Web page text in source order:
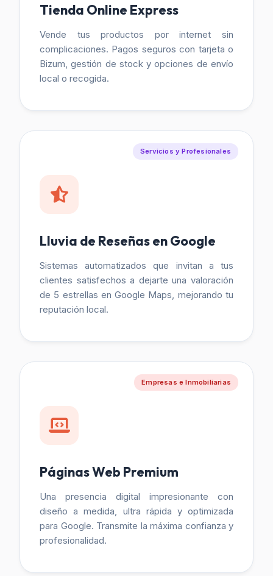
Tienda Online Express
Vende tus productos por internet sin
complicaciones. Pagos seguros con tarjeta o
Bizum, gestión de stock y opciones de envío
local o recogida.
Servicios y Profesionales
Lluvia de Reseñas en Google
Sistemas automatizados que invitan a tus
clientes satisfechos a dejarte una valoración
de 5 estrellas en Google Maps, mejorando tu
reputación local.
Empresas e Inmobiliarias
Páginas Web Premium
Una presencia digital impresionante con
diseño a medida, ultra rápida y optimizada
para Google. Transmite la máxima confianza y
profesionalidad.